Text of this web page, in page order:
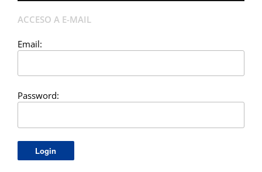
ACCESO A E-MAIL
Email:
Password: